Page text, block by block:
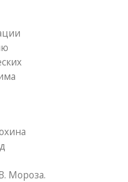
Мороза.